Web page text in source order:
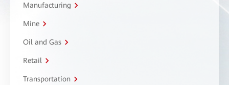
Manufacturing
Mine
Oil and Gas
Retail
Transportation